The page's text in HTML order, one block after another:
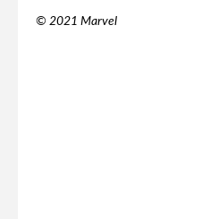
© 2021 Marvel